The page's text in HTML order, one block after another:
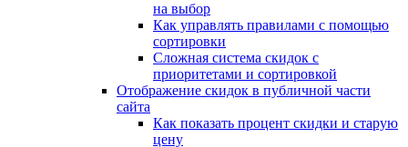
на выбор
Как управлять правилами с помощью
сортировки
Сложная система скидок с
приоритетами и сортировкой
Отображение скидок в публичной части
сайта
Как показать процент скидки и старую
цену